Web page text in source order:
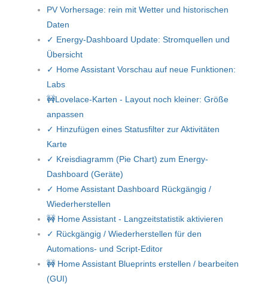
PV Vorhersage: rein mit Wetter und historischen
Daten
✓ Energy-Dashboard Update: Stromquellen und
Übersicht
✓ Home Assistant Vorschau auf neue Funktionen:
Labs
🚧Lovelace-Karten - Layout noch kleiner: Größe
anpassen
✓ Hinzufügen eines Statusfilter zur Aktivitäten
Karte
✓ Kreisdiagramm (Pie Chart) zum Energy-
Dashboard (Geräte)
✓ Home Assistant Dashboard Rückgängig /
Wiederherstellen
🚧 Home Assistant - Langzeitstatistik aktivieren
✓ Rückgängig / Wiederherstellen für den
Automations- und Script-Editor
🚧 Home Assistant Blueprints erstellen / bearbeiten
(GUI)